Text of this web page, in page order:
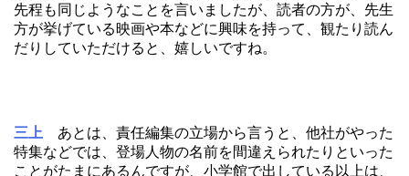
先程も同じようなことを言いましたが、読者の方が、先生
方が挙げている映画や本などに興味を持って、観たり読ん
だりしていただけると、嬉しいですね。
三上 あとは、責任編集の立場から言うと、他社がやった
特集などでは、登場人物の名前を間違えられたりといった
ことがたまにあるんですが、小学館で出している以上は、